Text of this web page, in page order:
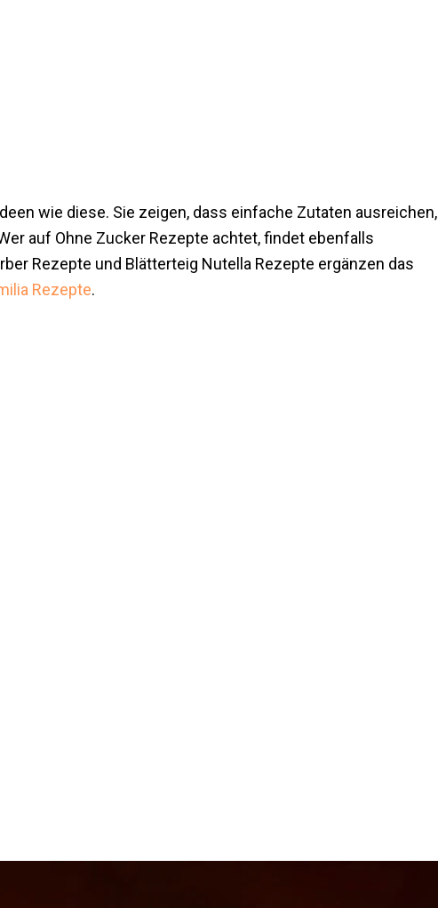
wie diese. Sie zeigen, dass einfache Zutaten ausreichen,
auf Ohne Zucker Rezepte achtet, findet ebenfalls
Rezepte und Blätterteig Nutella Rezepte ergänzen das
Rezepte.